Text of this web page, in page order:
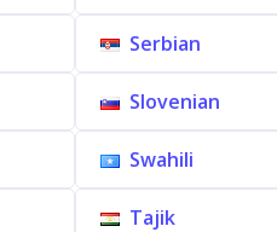
Serbian
Slovenian
Swahili
Tajik